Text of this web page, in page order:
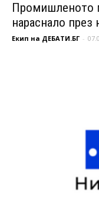
Промишленото
нараснало
Екип на ДЕБАТИ.БГ -